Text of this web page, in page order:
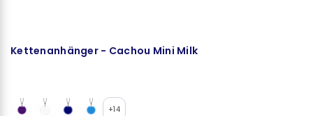
Kettenanhänger - Cachou Mini Milk
+14